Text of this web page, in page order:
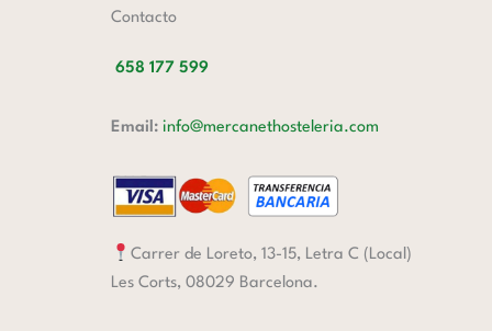
Contacto
658 177 599
Email: info@mercanethosteleria.com
Carrer de Loreto, 13-15, Letra C (Local)
Les Corts, 08029 Barcelona.